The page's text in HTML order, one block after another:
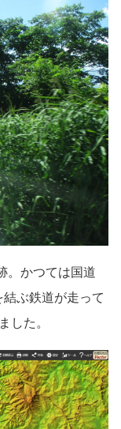
。かつては国道
ぶ鉄道が走って
した。